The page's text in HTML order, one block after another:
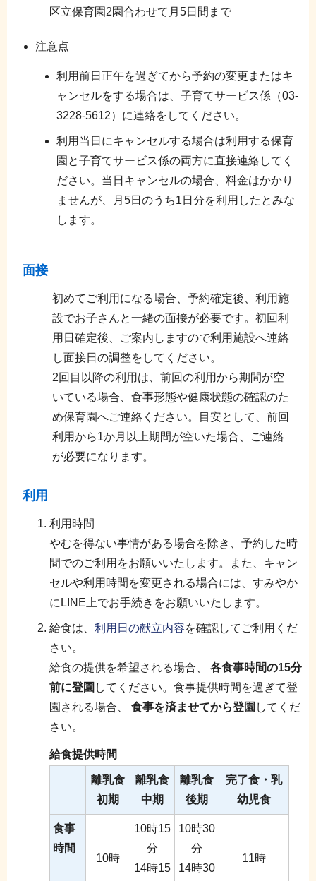
区立保育園2園合わせて月5日間まで
注意点
利用前日正午を過ぎてから予約の変更またはキ
ャンセルをする場合は、子育てサービス係（03-
3228-5612）に連絡をしてください。
利用当日にキャンセルする場合は利用する保育
園と子育てサービス係の両方に直接連絡してく
ださい。当日キャンセルの場合、料金はかかり
ませんが、月5日のうち1日分を利用したとみな
します。
面接
初めてご利用になる場合、予約確定後、利用施
設でお子さんと一緒の面接が必要です。初回利
用日確定後、ご案内しますので利用施設へ連絡
し面接日の調整をしてください。
2回目以降の利用は、前回の利用から期間が空
いている場合、食事形態や健康状態の確認のた
め保育園へご連絡ください。目安として、前回
利用から1か月以上期間が空いた場合、ご連絡
が必要になります。
利用
利用時間
やむを得ない事情がある場合を除き、予約した時
間でのご利用をお願いいたします。また、キャン
セルや利用時間を変更される場合には、すみやか
にLINE上でお手続きをお願いいたします。
給食は、 利用日の献立内容を確認してご利用くだ
さい。
給食の提供を希望される場合、 各食事時間の15分
前に登園 してください。食事提供時間を過ぎて登
園される場合、 食事を済ませてから登園 してくだ
さい。
給食提供時間
離乳食
初期
離乳食
中期
離乳食
後期
完了食・乳
幼児食
食事
時間
10時
10時15
分
14時15
10時30
分
14時30
11時